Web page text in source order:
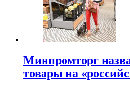
Минпромторг
товары на